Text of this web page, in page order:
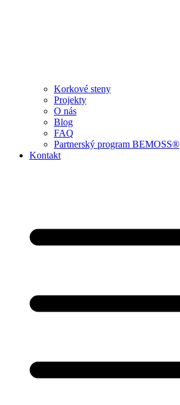
Korkové steny
Projekty
O nás
Blog
FAQ
Partnerský program BEMOSS®
Kontakt